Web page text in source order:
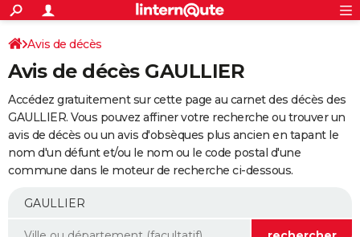
ACTUALITÉS
Politique
Société
Faits Divers
Education
Monde
Villes
+
SPORT
Coupe du monde 2026
Football
Tennis
Cyclisme
Rugby
Forum
Programme TV
TNT
Streaming
Cinéma
Sorties cinéma
Musique
+
FINANCE
Retraite
Epargne
Immobilier
Risques naturels par ville
Banque
Assurance
AUTO
Essais
Réserver un essai
Citadines
Berlines
SUV
Forum auto
+
Mobiles
Meilleur smartphone
Internet
Ordinateurs
Jeux vidéo
Guide high-tech
Avis de décès
Avis de décès GAULLIER
Accédez gratuitement sur cette page au carnet des décès des
GAULLIER. Vous pouvez affiner votre recherche ou trouver un
avis de décès ou un avis d'obsèques plus ancien en tapant le
nom d'un défunt et/ou le nom ou le code postal d'une
commune dans le moteur de recherche ci-dessous.